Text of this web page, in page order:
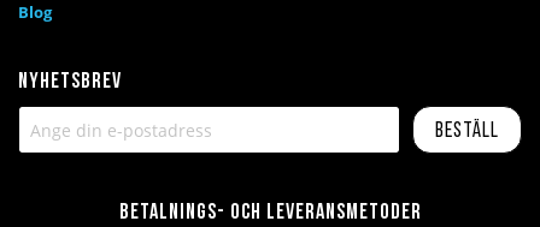
Nyhetsbrev
Beställ
Betalnings- och leveransmetoder
Blog